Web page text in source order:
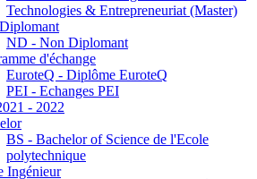
Technologies & Entrepreneuriat (Master)
ND - Non Diplomant
d'échange
EuroteQ - Diplôme EuroteQ
PEI - Echanges PEI
- 2022
BS - Bachelor of Science de l'Ecole
polytechnique
Ingénieur